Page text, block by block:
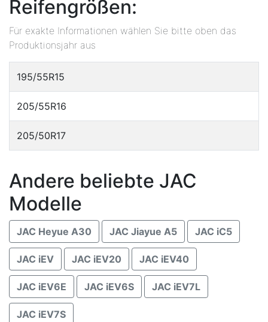
Reifengrößen:
Für exakte Informationen wählen Sie bitte oben das
Produktionsjahr aus
195/55R15
205/55R16
205/50R17
Andere beliebte JAC
Modelle
JAC Heyue A30 JAC Jiayue A5 JAC iC5
JAC iEV JAC iEV20 JAC iEV40
JAC iEV6E JAC iEV6S JAC iEV7L
JAC iEV7S